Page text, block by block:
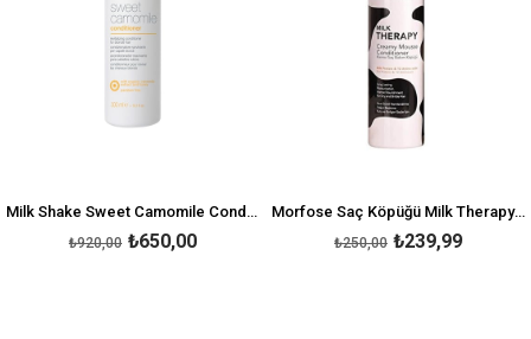
Milk Shake Sweet Camomile Conditioner 300 ML
₺650,00
₺920,00
Morfose Saç Köpüğü Milk Therapy 200 ml
₺239,99
₺250,00